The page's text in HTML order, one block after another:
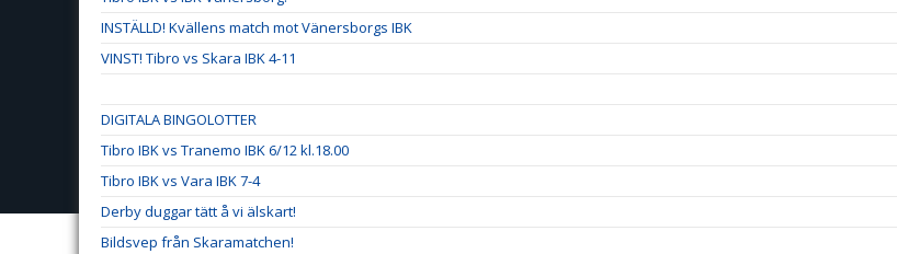
INSTÄLLD! Kvällens match mot Vänersborgs IBK
VINST! Tibro vs Skara IBK 4-11
DIGITALA BINGOLOTTER
Tibro IBK vs Tranemo IBK 6/12 kl.18.00
Tibro IBK vs Vara IBK 7-4
Derby duggar tätt å vi älskart!
Bildsvep från Skaramatchen!